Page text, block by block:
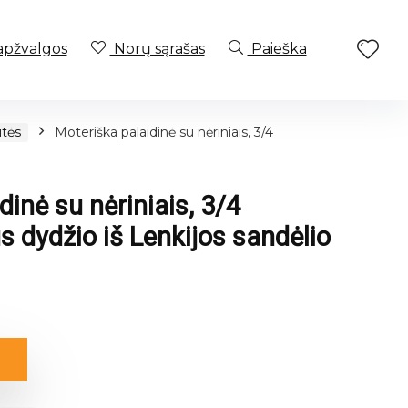
Norų sąrašas Paieška
Moteriška palaidinė su nėriniais, 3/4
su nėriniais, 3/4
dydžio iš Lenkijos sandėlio